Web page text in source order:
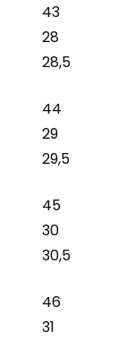
43
28
28,5
44
29
29,5
45
30
30,5
46
31